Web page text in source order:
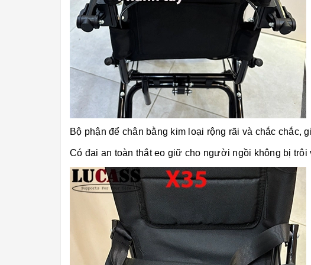
Bộ phận để chân bằng kim loại rộng rãi và chắc chắc,
Có đai an toàn thắt eo giữ cho người ngồi không bị trôi